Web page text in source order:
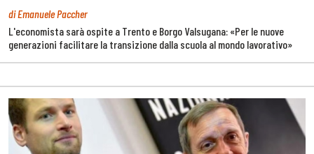
di Emanuele Paccher
L'economista sarà ospite a Trento e Borgo Valsugana: «Per le nuove
generazioni facilitare la transizione dalla scuola al mondo lavorativo»